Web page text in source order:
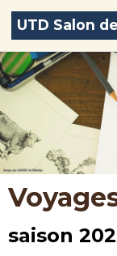
UTD Salon
saison